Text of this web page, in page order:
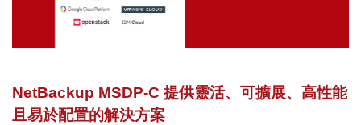
NetBackup MSDP-C 提供靈活、可擴展、高性能
且易於配置的解決方案